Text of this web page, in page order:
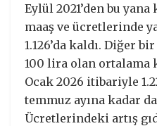
Eylül 2021’den bu
maaş ve ücretlerinde
1.126’da kaldı. Diğer
100 lira olan ortalama
Ocak 2026 itibariyle
temmuz ayına kadar
Ücretlerindeki artış